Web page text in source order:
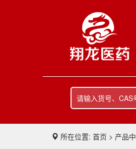
所在位置: 首页 > 产品